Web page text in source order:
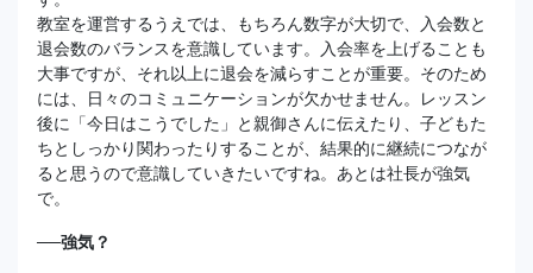
教室を運営するうえでは、もちろん数字が大切で、入会数と
退会数のバランスを意識しています。入会率を上げることも
大事ですが、それ以上に退会を減らすことが重要。そのため
には、日々のコミュニケーションが欠かせません。レッスン
後に「今日はこうでした」と親御さんに伝えたり、子どもた
ちとしっかり関わったりすることが、結果的に継続につなが
ると思うので意識していきたいですね。あとは社長が強気
で。
──強気？